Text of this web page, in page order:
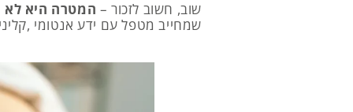
שוב, חשוב לזכור – המטרה היא לא
שמחייב מטפל עם ידע אנטומי